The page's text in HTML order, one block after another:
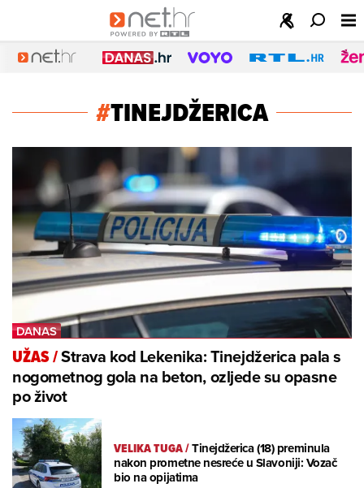
#TINEJDŽERICA
UŽAS/Strava kod Lekenika: Tinejdžerica pala s
nogometnog gola na beton, ozljede su opasne
po život
VELIKA TUGA/Tinejdžerica (18) preminula
nakon prometne nesreće u Slavoniji: Vozač
bio na opijatima